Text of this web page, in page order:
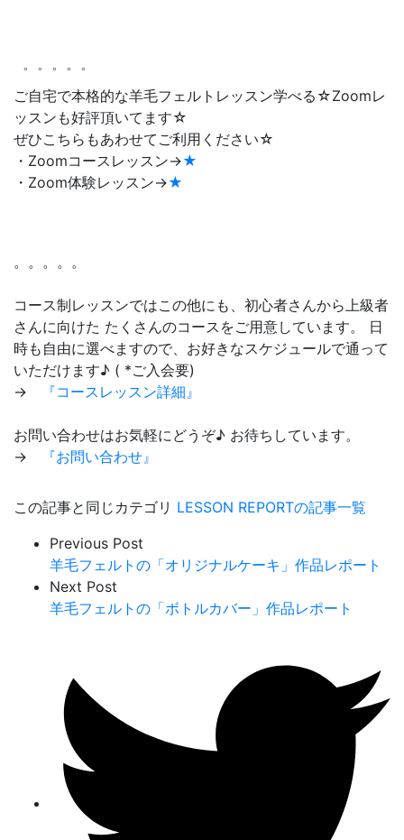
゜゜゜゜゜
ご自宅で本格的な羊毛フェルトレッスン学べる☆Zoomレ
ッスンも好評頂いてます☆
ぜひこちらもあわせてご利用ください☆
・Zoomコースレッスン→★
・Zoom体験レッスン→★
。。。。。
コース制レッスンではこの他にも、初心者さんから上級者
さんに向けた たくさんのコースをご用意しています。 日
時も自由に選べますので、お好きなスケジュールで通って
いただけます♪ ( *ご入会要)
→
『コースレッスン詳細』
お問い合わせはお気軽にどうぞ♪ お待ちしています。
→
『お問い合わせ』
この記事と同じカテゴリ LESSON REPORTの記事一覧
Previous Post
羊毛フェルトの「オリジナルケーキ」作品レポート
Next Post
羊毛フェルトの「ボトルカバー」作品レポート